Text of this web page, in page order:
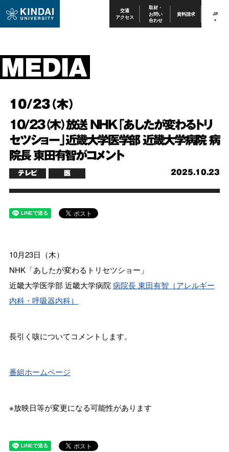
交通
アクセス
取材・
お問い
合わせ
資料請求 JP
10/23（木）
10/23（木）放送 NHK「あしたが変わるトリ
セツショー」近畿大学医学部 近畿大学病院 病
院長 東田有智がコメント
2025.10.23
テレビ 医
10月23日（木）
NHK「あしたが変わるトリセツショー」
近畿大学医学部 近畿大学病院病院長 東田有智（アレルギー
内科・呼吸器内科）
長引く咳についてコメントします。
番組ホームページ
※放映日等が変更になる可能性があります